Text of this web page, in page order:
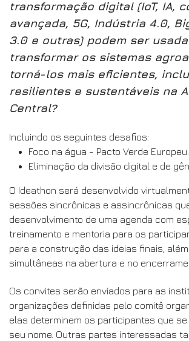
transformação digital (IoT, IA,
avançada, 5G, Indústria 4.0,
3.0 e outras) podem ser
transformar os sistemas
torná-los mais eficientes,
resilientes e sustentáveis na
Central?
Incluindo os seguintes desafios:
Foco na água - Pacto Verde Europeu.
Eliminação da divisão digital e de
O Ideathon será desenvolvido
sessões sincrônicas e assincrônicas
desenvolvimento de uma agenda com
treinamento e mentoria para os
para a construção das ideias finais,
simultâneas na abertura e no
Os convites serão enviados para as
organizações definidas pelo comitê
elas determinem os participantes que
seu nome. Outras partes interessadas